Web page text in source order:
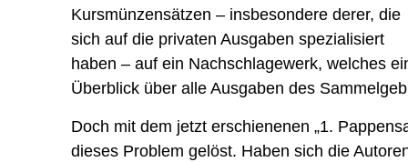
Kursmünzensätzen – insbesondere derer, die
sich auf die privaten Ausgaben spezialisiert
haben – auf ein Nachschlagewerk, welches
Überblick über alle Ausgaben des
Doch mit dem jetzt erschienenen „1.
dieses Problem gelöst. Haben sich die